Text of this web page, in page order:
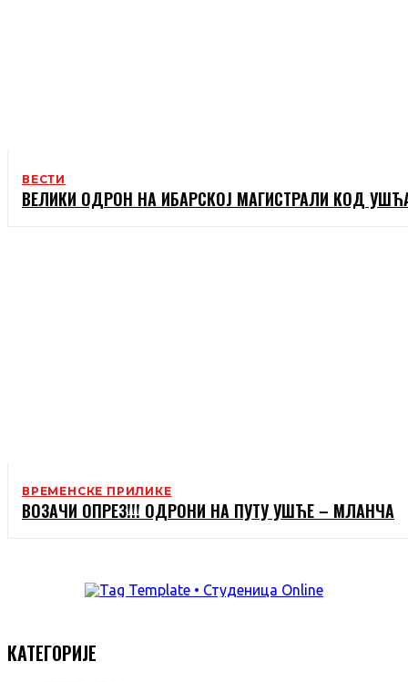
ВЕСТИ
ВЕЛИКИ ОДРОН НА ИБАРСКОЈ МАГИСТРАЛИ КОД
ВРЕМЕНСКЕ ПРИЛИКЕ
ВОЗАЧИ ОПРЕЗ!!! ОДРОНИ НА ПУТУ УШЋЕ – МЛАНЧА
КАТЕГОРИЈЕ